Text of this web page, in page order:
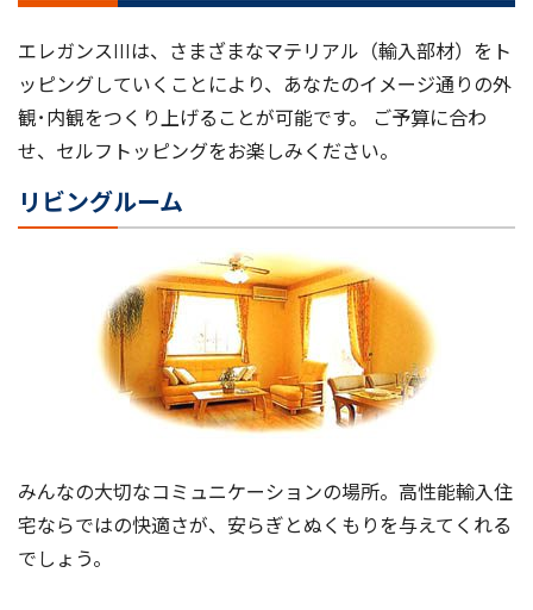
エレガンスIIIは、さまざまなマテリアル（輸入部材）をト
ッピングしていくことにより、あなたのイメージ通りの外
観･内観をつくり上げることが可能です。 ご予算に合わ
せ、セルフトッピングをお楽しみください。
リビングルーム
みんなの大切なコミュニケーションの場所。高性能輸入住
宅ならではの快適さが、安らぎとぬくもりを与えてくれる
でしょう。